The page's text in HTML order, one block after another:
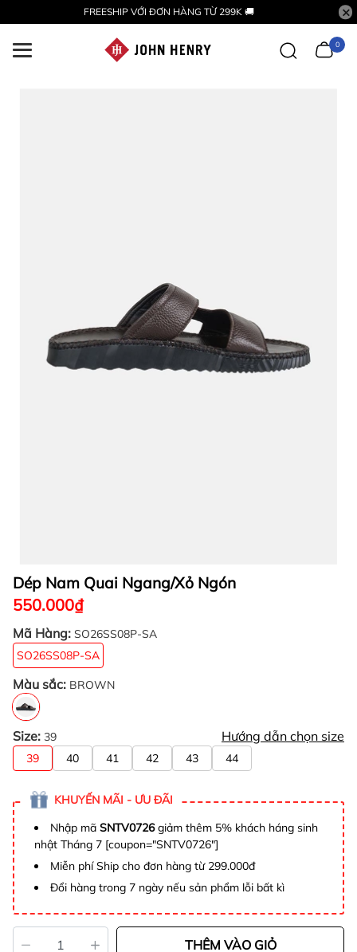
FREESHIP VỚI ĐƠN HÀNG TỪ 299K 🚚
0
Dép Nam Quai Ngang/Xỏ Ngón
550.000₫
Mã Hàng: SO26SS08P-SA
SO26SS08P-SA
Màu sắc: BROWN
Size: 39 Hướng dẫn chọn size
39 40 41 42 43 44
KHUYẾN MÃI - ƯU ĐÃI
Nhập mã SNTV0726giảm thêm 5% khách háng sinh
nhật Tháng 7 [coupon="SNTV0726"]
Miễn phí Ship cho đơn hàng từ 299.000đ
Đổi hàng trong 7 ngày nếu sản phẩm lỗi bất kì
THÊM VÀO GIỎ